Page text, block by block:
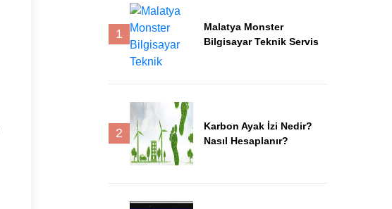
1
Malatya Monster
Bilgisayar Teknik Servis
2
Karbon Ayak İzi Nedir?
Nasıl Hesaplanır?